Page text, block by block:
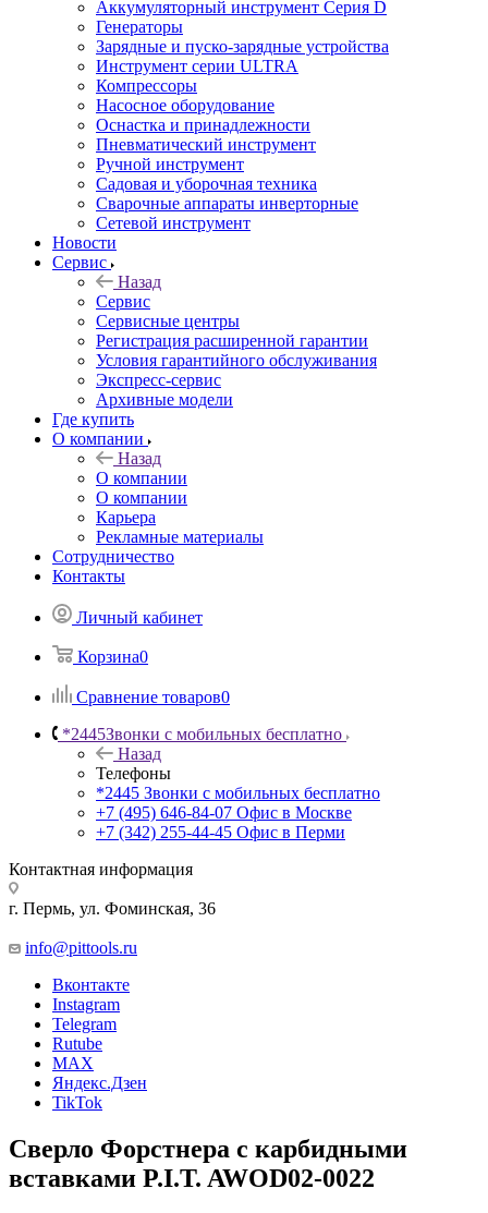
Аккумуляторный инструмент Серия D
Генераторы
Зарядные и пуско-зарядные устройства
Инструмент серии ULTRA
Компрессоры
Насосное оборудование
Оснастка и принадлежности
Пневматический инструмент
Ручной инструмент
Садовая и уборочная техника
Сварочные аппараты инверторные
Сетевой инструмент
Новости
Сервис
Назад
Сервис
Сервисные центры
Регистрация расширенной гарантии
Условия гарантийного обслуживания
Экспресс-сервис
Архивные модели
Где купить
О компании
Назад
О компании
О компании
Карьера
Рекламные материалы
Сотрудничество
Контакты
Личный кабинет
Корзина0
Сравнение товаров0
*2445Звонки с мобильных бесплатно
Назад
Телефоны
*2445 Звонки с мобильных бесплатно
+7 (495) 646-84-07 Офис в Москве
+7 (342) 255-44-45 Офис в Перми
Контактная информация
г. Пермь, ул. Фоминская, 36
info@pittools.ru
Вконтакте
Instagram
Telegram
Rutube
MAX
Яндекс.Дзен
TikTok
Сверло Форстнера с карбидными
вставками P.I.T. AWOD02-0022